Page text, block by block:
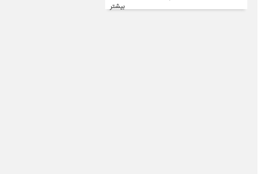
بیشتر